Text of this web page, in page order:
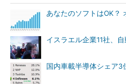
あなたのソフトはOK？
イスラエル企業11社、
国内車載半導体シェア3